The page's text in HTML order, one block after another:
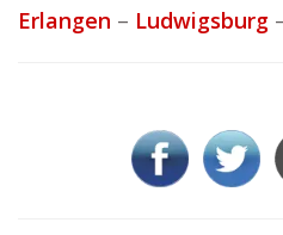
Erlangen – Ludwigsburg